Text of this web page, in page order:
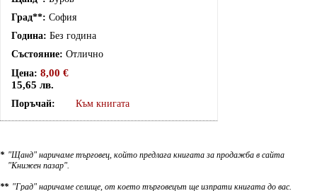
София
Без година
Отлично
8,00 €
15,65 лв.
Към книгата
* "Щанд" наричаме търговец, който предлага книгата за продажба в сайта
"Книжен пазар".
** "Град" наричаме селище, от което търговецът ще изпрати книгата до вас.